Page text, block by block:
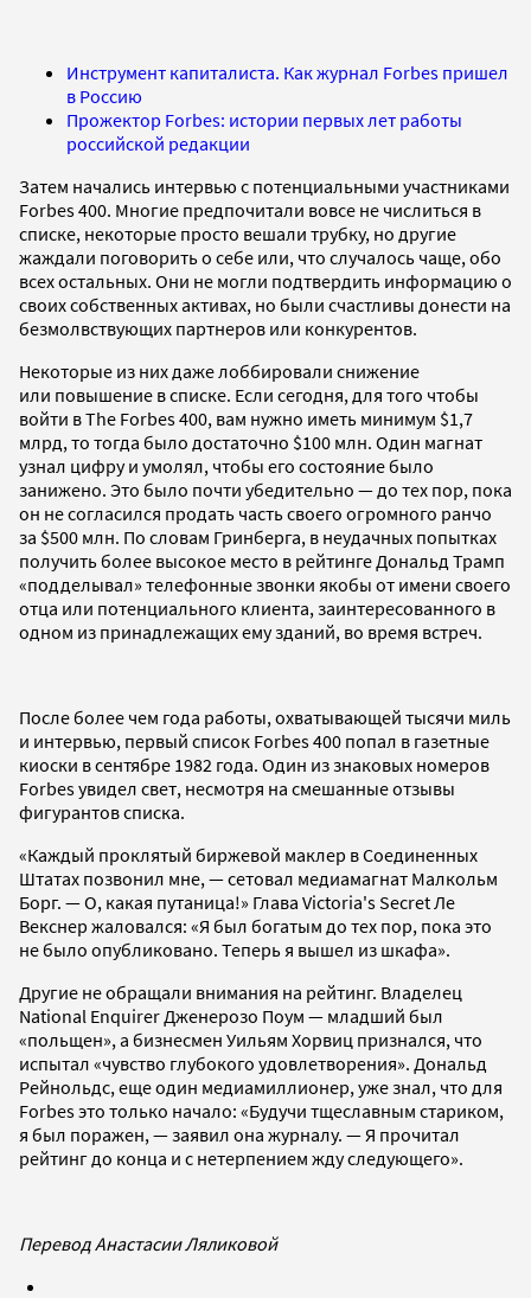
Инструмент капиталиста. Как журнал Forbes пришел
в Россию
Прожектор Forbes: истории первых лет работы
российской редакции
Затем начались интервью с потенциальными участниками
Forbes 400. Многие предпочитали вовсе не числиться в
списке, некоторые просто вешали трубку, но другие
жаждали поговорить о себе или, что случалось чаще, обо
всех остальных. Они не могли подтвердить информацию о
своих собственных активах, но были счастливы донести на
безмолвствующих партнеров или конкурентов.
Некоторые из них даже лоббировали снижение
или повышение в списке. Если сегодня, для того чтобы
войти в The Forbes 400, вам нужно иметь минимум $1,7
млрд, то тогда было достаточно $100 млн. Один магнат
узнал цифру и умолял, чтобы его состояние было
занижено. Это было почти убедительно — до тех пор, пока
он не согласился продать часть своего огромного ранчо
за $500 млн. По словам Гринберга, в неудачных попытках
получить более высокое место в рейтинге Дональд Трамп
«подделывал» телефонные звонки якобы от имени своего
отца или потенциального клиента, заинтересованного в
одном из принадлежащих ему зданий, во время встреч.
После более чем года работы, охватывающей тысячи миль
и интервью, первый список Forbes 400 попал в газетные
киоски в сентябре 1982 года. Один из знаковых номеров
Forbes увидел свет, несмотря на смешанные отзывы
фигурантов списка.
«Каждый проклятый биржевой маклер в Соединенных
Штатах позвонил мне, — сетовал медиамагнат Малкольм
Борг. — О, какая путаница!» Глава Victoria's Secret Ле
Векснер жаловался: «Я был богатым до тех пор, пока это
не было опубликовано. Теперь я вышел из шкафа».
Другие не обращали внимания на рейтинг. Владелец
National Enquirer Дженерозо Поум — младший был
«польщен», а бизнесмен Уильям Хорвиц признался, что
испытал «чувство глубокого удовлетворения». Дональд
Рейнольдс, еще один медиамиллионер, уже знал, что для
Forbes это только начало: «Будучи тщеславным стариком,
я был поражен, — заявил она журналу. — Я прочитал
рейтинг до конца и с нетерпением жду следующего».
Перевод Анастасии Ляликовой